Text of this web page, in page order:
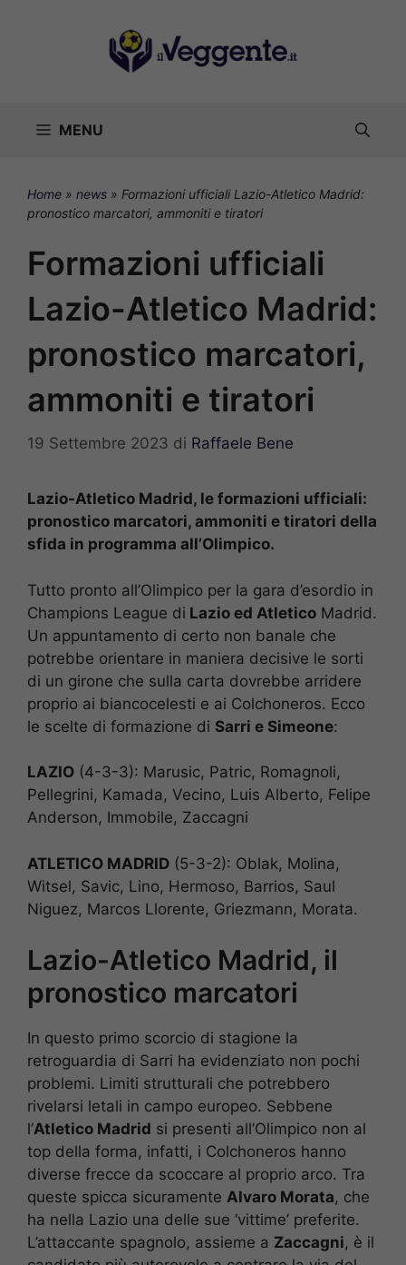
MENU
Home » news » Formazioni ufficiali Lazio-Atletico Madrid:
pronostico marcatori, ammoniti e tiratori
Formazioni ufficiali
Lazio-Atletico Madrid:
pronostico marcatori,
ammoniti e tiratori
19 Settembre 2023 di Raffaele Bene
Lazio-Atletico Madrid, le formazioni ufficiali:
pronostico marcatori, ammoniti e tiratori della
sfida in programma all’Olimpico.
Tutto pronto all’Olimpico per la gara d’esordio in
Champions League di Lazio ed Atletico Madrid.
Un appuntamento di certo non banale che
potrebbe orientare in maniera decisive le sorti
di un girone che sulla carta dovrebbe arridere
proprio ai biancocelesti e ai Colchoneros. Ecco
le scelte di formazione di Sarri e Simeone:
LAZIO (4-3-3): Marusic, Patric, Romagnoli,
Pellegrini, Kamada, Vecino, Luis Alberto, Felipe
Anderson, Immobile, Zaccagni
ATLETICO MADRID (5-3-2): Oblak, Molina,
Witsel, Savic, Lino, Hermoso, Barrios, Saul
Niguez, Marcos Llorente, Griezmann, Morata.
Lazio-Atletico Madrid, il
pronostico marcatori
In questo primo scorcio di stagione la
retroguardia di Sarri ha evidenziato non pochi
problemi. Limiti strutturali che potrebbero
rivelarsi letali in campo europeo. Sebbene
l’Atletico Madrid si presenti all’Olimpico non al
top della forma, infatti, i Colchoneros hanno
diverse frecce da scoccare al proprio arco. Tra
queste spicca sicuramente Alvaro Morata, che
ha nella Lazio una delle sue ‘vittime’ preferite.
L’attaccante spagnolo, assieme a Zaccagni, è il